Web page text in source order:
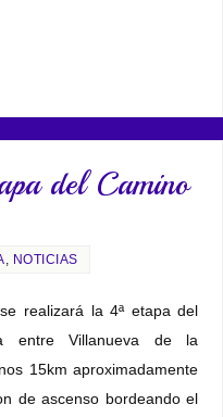
del Camino
NOTICIAS
realizará la 4ª etapa del
entre Villanueva de la
15km aproximadamente
de ascenso bordeando el